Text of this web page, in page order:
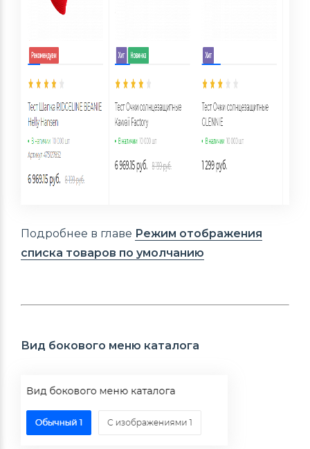
Подробнее в главе Режим отображения
списка товаров по умолчанию
Вид бокового меню каталога